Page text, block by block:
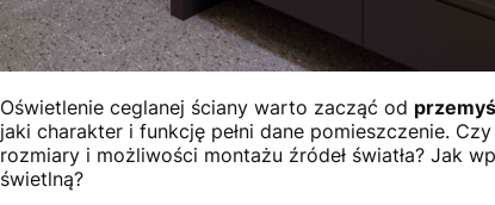
Oświetlenie ceglanej ściany warto zacząć od
jaki charakter i funkcję pełni dane pomieszczenie.
rozmiary i możliwości montażu źródeł światła? Jak
świetlną?